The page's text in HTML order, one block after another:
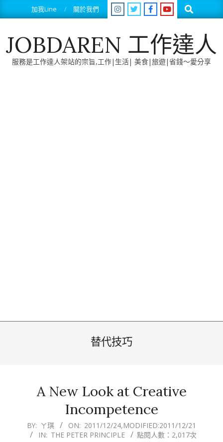
to
加我Line 關於我們 Search
JOBDAREN 工作達人
服務是工作達人架站的宗旨,工作|生活| 美食|旅遊|省錢～愛分享
替代技巧
A New Look at Creative
Incompetence
2011-
12-
BY: ㄚ琪 ON: 2011/12/24,MODIFIED:2011/12/21
IN: THE PETER PRINCIPLE 點閱人數：2,017次